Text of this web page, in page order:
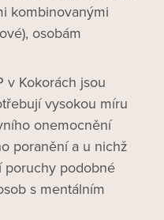
kombinovanými
osobám
v Kokorách jsou
vysokou míru
onemocnění
poranění a u nichž
poruchy podobné
s mentálním